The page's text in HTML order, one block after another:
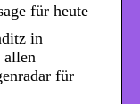
für heute
in
allen
für